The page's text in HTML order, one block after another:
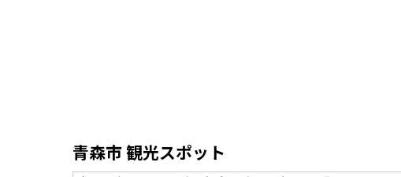
青森市 観光スポット